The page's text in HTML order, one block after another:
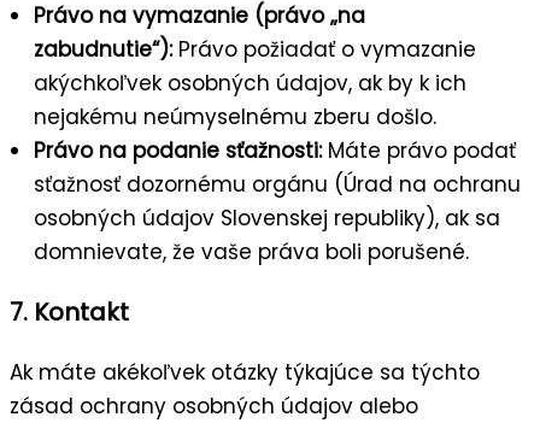
Právo na vymazanie (právo „na
zabudnutie“):Právo požiadať o vymazanie
akýchkoľvek osobných údajov, ak by k ich
nejakému neúmyselnému zberu došlo.
Právo na podanie sťažnosti:Máte právo podať
sťažnosť dozornému orgánu (Úrad na ochranu
osobných údajov Slovenskej republiky), ak sa
domnievate, že vaše práva boli porušené.
7. Kontakt
Ak máte akékoľvek otázky týkajúce sa týchto
zásad ochrany osobných údajov alebo